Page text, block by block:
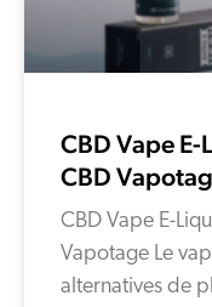
CBD Vape
CBD
CBD Vape E-
Vapotage Le
alternatives de